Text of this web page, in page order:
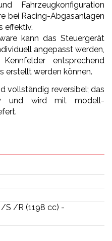
Fahrzeugkonfiguration
bei Racing-Abgasanlagen
effektiv.
kann das Steuergerät
angepasst werden,
entsprechend
erstellt werden können.
vollständig reversibel; das
und wird mit modell-
/S /R (1198 cc) -